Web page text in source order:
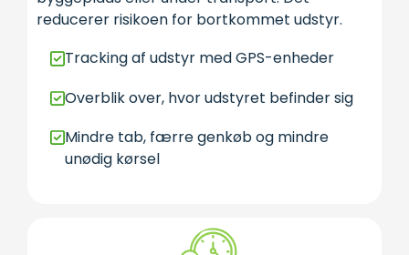
reducerer risikoen for bortkommet udstyr.
Tracking af udstyr med GPS-enheder
Overblik over, hvor udstyret befinder sig
Mindre tab, færre genkøb og mindre
unødig kørsel